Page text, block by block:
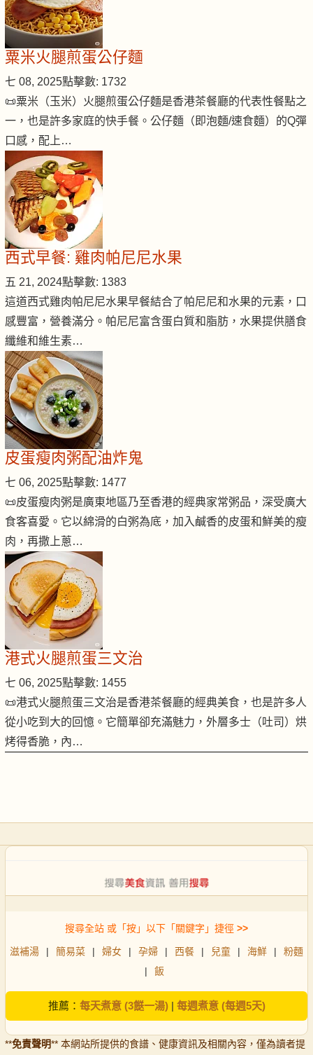
粟米火腿煎蛋公仔麵
七 08, 2025點擊數: 1732
📜粟米（玉米）火腿煎蛋公仔麵是香港茶餐廳的代表性餐點之
一，也是許多家庭的快手餐。公仔麵（即泡麵/速食麵）的Q彈
口感，配上…
西式早餐: 雞肉帕尼尼水果
五 21, 2024點擊數: 1383
這道西式雞肉帕尼尼水果早餐結合了帕尼尼和水果的元素，口
感豐富，營養滿分。帕尼尼富含蛋白質和脂肪，水果提供膳食
纖維和維生素…
皮蛋瘦肉粥配油炸鬼
七 06, 2025點擊數: 1477
📜皮蛋瘦肉粥是廣東地區乃至香港的經典家常粥品，深受廣大
食客喜愛。它以綿滑的白粥為底，加入鹹香的皮蛋和鮮美的瘦
肉，再撒上蔥…
港式火腿煎蛋三文治
七 06, 2025點擊數: 1455
📜港式火腿煎蛋三文治是香港茶餐廳的經典美食，也是許多人
從小吃到大的回憶。它簡單卻充滿魅力，外層多士（吐司）烘
烤得香脆，內…
搜尋全站 或「按」以下「關鍵字」捷徑 >>
滋補湯 | 簡易菜 | 婦女 | 孕婦 | 西餐 | 兒童 | 海鮮 |
粉麵
|
飯
推薦： 每天煮意 (3餸一湯)| 每週煮意 (每週5天)
**免責聲明** 本網站所提供的食譜、健康資訊及相關內容，僅為讀者提